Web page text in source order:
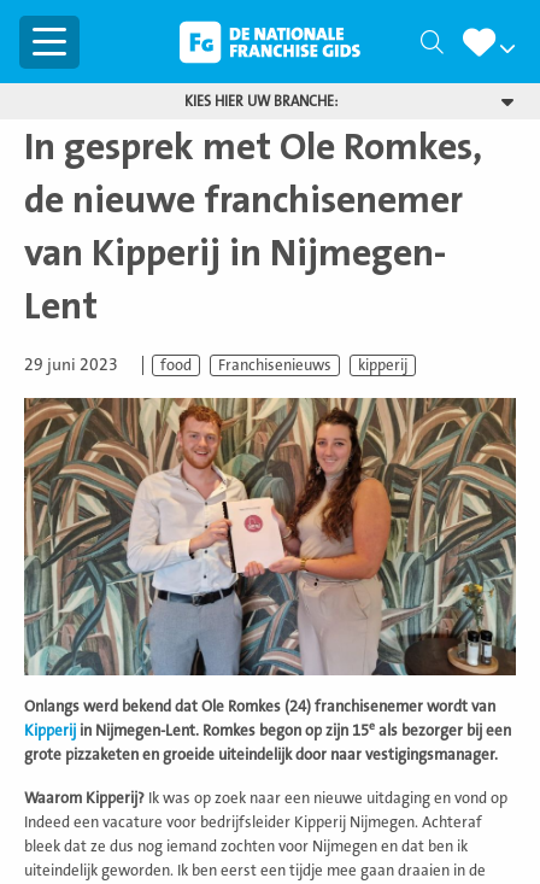
Menu Zoeken
KIES HIER UW BRANCHE:
In gesprek met Ole Romkes,
de nieuwe franchisenemer
van Kipperij in Nijmegen-
Lent
29 juni 2023 food Franchisenieuws kipperij
Onlangs werd bekend dat Ole Romkes (24) franchisenemer wordt van
Kipperij in Nijmegen-Lent. Romkes begon op zijn 15e als bezorger bij een
grote pizzaketen en groeide uiteindelijk door naar vestigingsmanager.
Waarom Kipperij? Ik was op zoek naar een nieuwe uitdaging en vond op
Indeed een vacature voor bedrijfsleider Kipperij Nijmegen. Achteraf
bleek dat ze dus nog iemand zochten voor Nijmegen en dat ben ik
uiteindelijk geworden. Ik ben eerst een tijdje mee gaan draaien in de